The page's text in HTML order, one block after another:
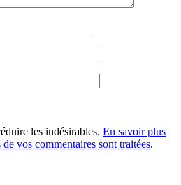
les indésirables. En savoir plus
vos commentaires sont traitées.